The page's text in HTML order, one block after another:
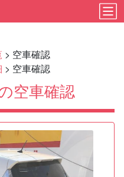
> 空車確認
> 空車確認
空車確認